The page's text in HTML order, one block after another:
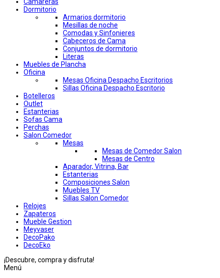
Camareras
Dormitorio
Armarios dormitorio
Mesillas de noche
Comodas y Sinfonieres
Cabeceros de Cama
Conjuntos de dormitorio
Literas
Muebles de Plancha
Oficina
Mesas Oficina Despacho Escritorios
Sillas Oficina Despacho Escritorio
Botelleros
Outlet
Estanterias
Sofas Cama
Perchas
Salon Comedor
Mesas
Mesas de Comedor Salon
Mesas de Centro
Aparador, Vitrina, Bar
Estanterias
Composiciones Salon
Muebles TV
Sillas Salon Comedor
Relojes
Zapateros
Mueble Gestion
Meyvaser
DecoPako
DecoEko
¡Descubre, compra y disfruta!
Menú